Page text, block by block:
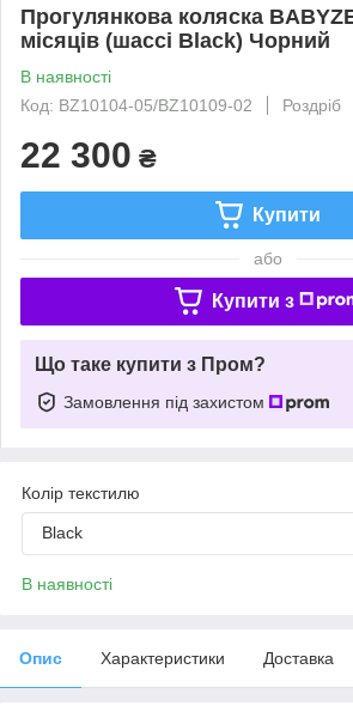
Прогулянкова коляска
місяців (шассі Black) Чорний
В наявності
Код: BZ10104-05/BZ10109-02
Роздріб
22 300 ₴
Купити
або
Купити з
Що таке купити з Пром?
Замовлення під захистом
Колір текстилю
Black
В наявності
Опис Характеристики Доставка